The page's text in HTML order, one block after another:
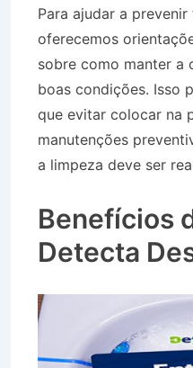
Para ajudar a
oferecemos
sobre como manter a
boas condições. Isso
que evitar colocar na
manutenções
a limpeza deve ser
Benefícios
Detecta